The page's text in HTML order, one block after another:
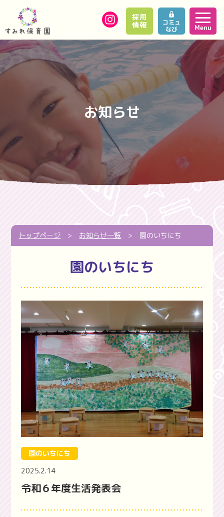
採用
情報
コミュ
なび
Menu
お知らせ
トップページ > お知らせ一覧 > 園のいちにち
園のいちにち
園のいちにち
2025.2.14
令和６年度生活発表会